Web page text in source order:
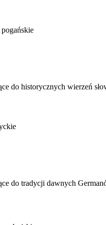
do historycznych wierzeń
do tradycji dawnych